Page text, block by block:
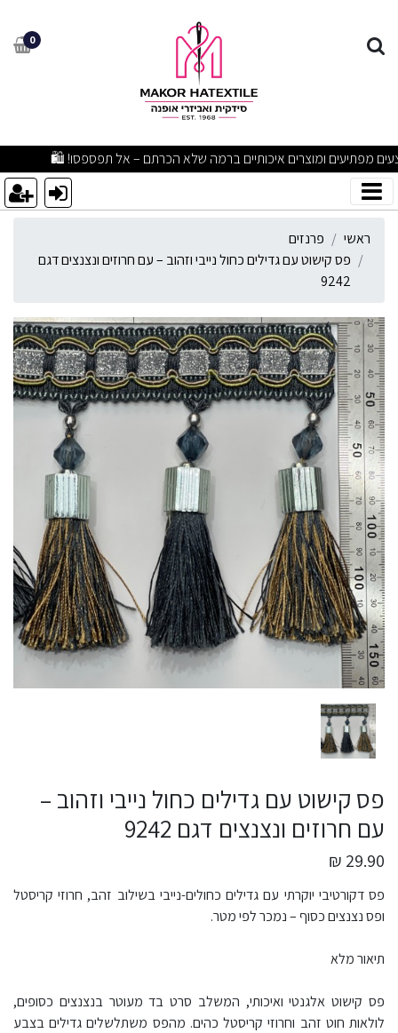
פס קישוט עם גדילים כחול נייבי
0
מבצעים מפתיעים ומוצרים איכותיים ברמה שלא הכרתם – אל
ראשי
פרנזים
פס קישוט עם גדילים כחול נייבי וזהוב – עם חרוזים ונצנצים דגם
9242
פס קישוט עם גדילים כחול נייבי וזהוב –
עם חרוזים ונצנצים דגם 9242
29.90 ₪
פס דקורטיבי יוקרתי עם גדילים כחולים-נייבי בשילוב זהב, חרוזי קריסטל
ופס נצנצים כסוף – נמכר לפי מטר.
תיאור מלא
פס קישוט אלגנטי ואיכותי, המשלב סרט בד מעוטר בנצנצים כסופים,
לולאות חוט זהב וחרוזי קריסטל כהים. מהפס משתלשלים גדילים בצבע